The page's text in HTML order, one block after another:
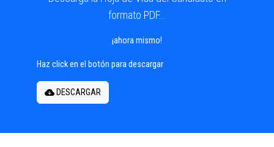
formato PDF...
¡ahora mismo!
Haz click en el botón para descargar
DESCARGAR